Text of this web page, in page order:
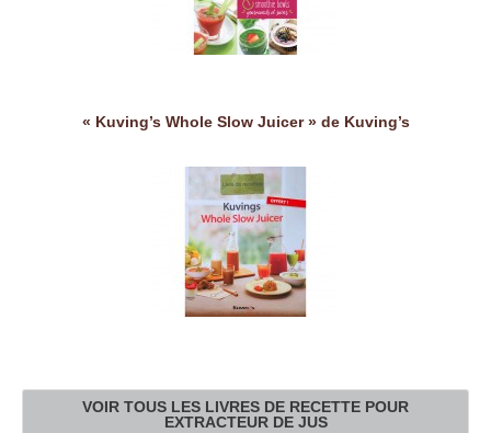
« Kuving’s Whole Slow Juicer » de Kuving’s
VOIR TOUS LES LIVRES DE RECETTE POUR
EXTRACTEUR DE JUS